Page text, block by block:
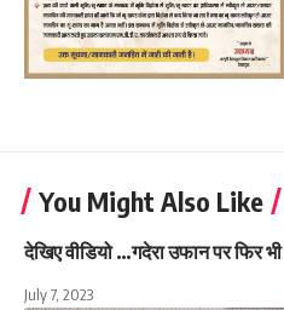
You Might Also Like
देखिए वीडियो …गदेरा उफान पर फिर
July 7, 2023